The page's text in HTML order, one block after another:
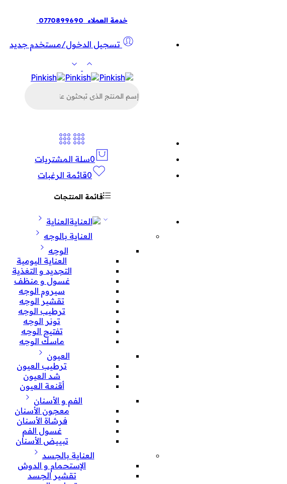
خدمة العملاء 0770899690
تسجيل الدخول/مستخدم جديد
عن
0سلة المشتريات
0قائمة الرغبات
قائمة المنتجات
العناية
العناية بالوجه
الوجه
العناية اليومية
التجديد و التغذية
غسول و منظف
سيروم الوجه
تقشير الوجه
ترطيب الوجه
تونر الوجه
تفتيح الوجه
ماسك الوجه
العيون
ترطيب العيون
شد العيون
أقنعة العيون
الفم و الأسنان
معجون الأسنان
فرشاة الأسنان
غسول الفم
تبييض الأسنان
العناية بالجسد
الإستحمام و الدوش
تقشير الجسد